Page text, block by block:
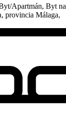
Apartmán, Byt na
provincia Málaga,